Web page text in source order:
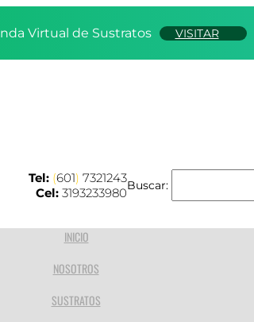
Virtual de Sustratos VISITAR
Tel: (601) 7321243
Cel:3193233980Buscar:
INICIO
NOSOTROS
SUSTRATOS